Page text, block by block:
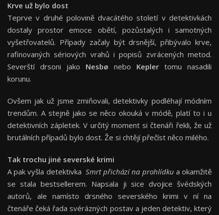
Krve už bylo dost
Teprve v druhé polovině dvacátého století v detektivkách
dostaly prostor emoce obětí, pozůstalých i samotných
vyšetřovatelů. Případy začaly být drsnější, přibývalo krve,
rafinovaných sériových vrahů i popisů zvrácených metod.
Severští drsoni jako Nesbø nebo Kepler tomu nasadili
korunu.
Ovšem jak už jsme zmiňovali, detektivky podléhají módním
trendům. A stejně jako se něco okouká v módě, platí to i u
detektivních zápletek. V určitý moment si čtenáři řekli, že už
brutálních případů bylo dost. Že si chtějí přečíst něco milého.
Tak trochu jiné severské krimi
A pak vyšla detektivka Smrt přichází na prohlídku a okamžitě
se stala bestsellerem. Napsala ji sice dvojice švédských
autorů, ale namísto drsného severského krimi v ní na
čtenáře čeká řada svérázných postav a jeden detektiv, který